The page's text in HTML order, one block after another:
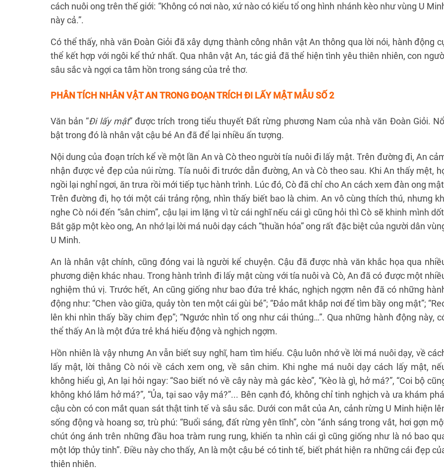
cách nuôi ong trên thế giới: “Không có nơi nào, xứ nào có kiểu tổ ong hình nhánh kèo như vùng U
này cả.”.
Có thể thấy, nhà văn Đoàn Giỏi đã xây dựng thành công nhân vật An thông qua lời nói, hành động
thể kết hợp với ngôi kể thứ nhất. Qua nhân vật An, tác giả đã thể hiện tình yêu thiên nhiên, con
sâu sắc và ngợi ca tâm hồn trong sáng của trẻ thơ.
PHÂN TÍCH NHÂN VẬT AN TRONG ĐOẠN TRÍCH ĐI LẤY MẬTMẪU SỐ 2
Văn bản “Đi lấy mật” được trích trong tiểu thuyết Đất rừng phương Nam của nhà văn Đoàn Giỏi.
bật trong đó là nhân vật cậu bé An đã để lại nhiều ấn tượng.
Nội dung của đoạn trích kể về một lần An và Cò theo người tía nuôi đi lấy mật. Trên đường đi, An
nhận được vẻ đẹp của núi rừng. Tía nuôi đi trước dẫn đường, An và Cò theo sau. Khi An thấy mệt,
ngồi lại nghỉ ngơi, ăn trưa rồi mới tiếp tục hành trình. Lúc đó, Cò đã chỉ cho An cách xem đàn ong
Trên đường đi, họ tới một cái trảng rộng, nhìn thấy biết bao là chim. An vô cùng thích thú, nhưng
nghe Cò nói đến “sân chim”, cậu lại im lặng vì từ cái nghĩ nếu cái gì cũng hỏi thì Cò sẽ khinh mình
Bắt gặp một kèo ong, An nhớ lại lời má nuôi dạy cách “thuần hóa” ong rất đặc biệt của người dân
U Minh.
An là nhân vật chính, cũng đóng vai là người kể chuyện. Cậu đã được nhà văn khắc họa qua
phương diện khác nhau. Trong hành trình đi lấy mật cùng với tía nuôi và Cò, An đã có được một
nghiệm thú vị. Trước hết, An cũng giống như bao đứa trẻ khác, nghịch ngợm nên đã có những
động như: “Chen vào giữa, quảy tòn ten một cái gùi bé”; “Đảo mắt khắp nơi để tìm bầy ong mật”;
lên khi nhìn thấy bầy chim đẹp”; “Ngước nhìn tổ ong như cái thúng…”. Qua những hành động này,
thể thấy An là một đứa trẻ khá hiếu động và nghịch ngợm.
Hồn nhiên là vậy nhưng An vẫn biết suy nghĩ, ham tìm hiểu. Cậu luôn nhớ về lời má nuôi dạy, về
lấy mật, lời thằng Cò nói về cách xem ong, về sân chim. Khi nghe má nuôi dạy cách lấy mật,
không hiểu gì, An lại hỏi ngay: “Sao biết nó về cây này mà gác kèo”, “Kèo là gì, hở má?”, “Coi bộ
không khó lắm hở má?”, “Ủa, tại sao vậy má?”... Bên cạnh đó, không chỉ tinh nghịch và ưa khám
cậu còn có con mắt quan sát thật tinh tế và sâu sắc. Dưới con mắt của An, cảnh rừng U Minh hiện
sống động và hoang sơ, trù phú: “Buổi sáng, đất rừng yên tĩnh”, còn “ánh sáng trong vắt, hơi gợn
chút óng ánh trên những đầu hoa tràm rung rung, khiến ta nhìn cái gì cũng giống như là nó bao
một lớp thủy tinh”. Điều này cho thấy, An là một cậu bé có tinh tế, biết phát hiện ra những cái đẹp
thiên nhiên.